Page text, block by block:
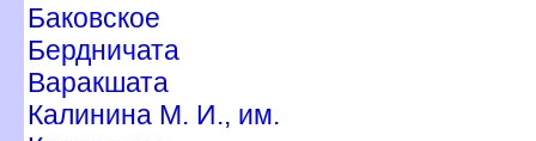
Баковское
Бердничата
аракшата
Калинина М. И., им.